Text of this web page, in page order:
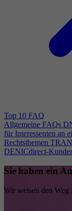
Top 10 FAQ
Allgemeine FAQs
für Interessenten an
Rechtsthemen
DENICdirect-
Sie haben ein
Wir weisen den